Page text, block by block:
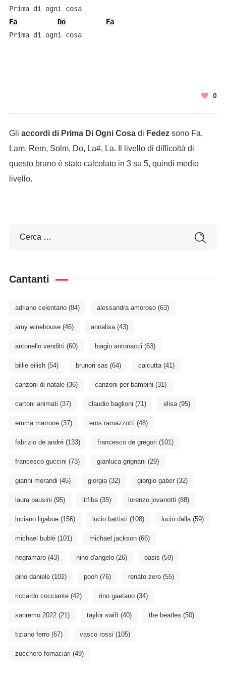
Prima di ogni cosa
Fa
Do
Fa
Prima di ogni cosa
0
Gli accordi di Prima Di Ogni Cosadi Fedezsono Fa,
Lam, Rem, Solm, Do, La#, La. Il livello di difficoltà di
questo brano è stato calcolato in 3 su 5, quindi medio
livello.
Cantanti
adriano celentano(84) alessandra amoroso(63)
amy winehouse(46) annalisa(43)
antonello venditti (60) biagio antonacci (63)
billie eilish(54) brunori sas (64) calcutta(41)
canzoni di natale(36) canzoni per bambini (31)
cartoni animati (37) claudio baglioni (71) elisa(95)
emma marrone(37) eros ramazzotti (48)
fabrizio de andré(133) francesco de gregori (101)
francesco guccini (73) gianluca grignani (29)
gianni morandi (45) giorgia(32) giorgio gaber(32)
laura pausini (95) litfiba(35) lorenzo jovanotti (88)
luciano ligabue(156) lucio battisti (108) lucio dalla(59)
michael bublé(101) michael jackson(66)
negramaro(43) nino d'angelo(26) oasis (59)
pino daniele(102) pooh(76) renato zero(55)
riccardo cocciante(42) rino gaetano(34)
sanremo 2022(21) taylor swift(40) the beatles (50)
tiziano ferro(67) vasco rossi (105)
zucchero fornaciari (49)